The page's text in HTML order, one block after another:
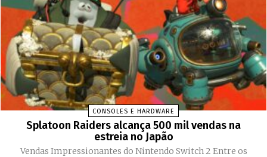
CONSOLES E HARDWARE
Splatoon Raiders alcança 500 mil vendas na
estreia no Japão
Vendas Impressionantes do Nintendo Switch 2 Entre os